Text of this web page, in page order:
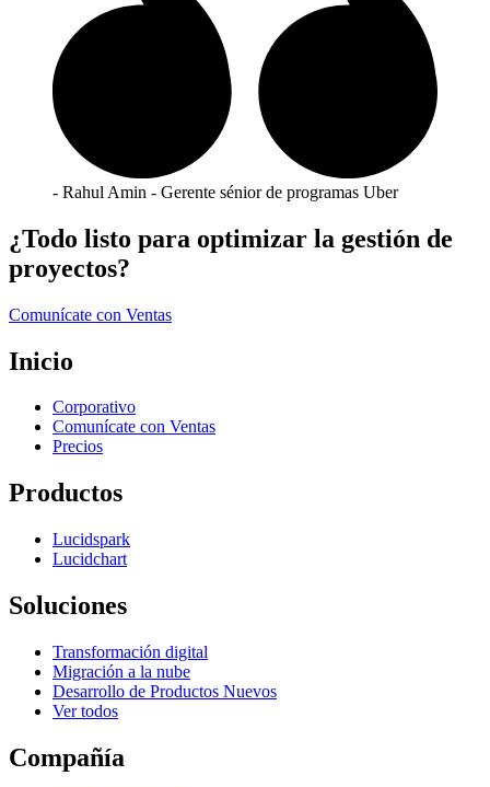
- Rahul Amin - Gerente sénior de programas Uber
¿Todo listo para optimizar la gestión de
proyectos?
Comunícate con Ventas
Inicio
Corporativo
Comunícate con Ventas
Precios
Productos
Lucidspark
Lucidchart
Soluciones
Transformación digital
Migración a la nube
Desarrollo de Productos Nuevos
Ver todos
Compañía